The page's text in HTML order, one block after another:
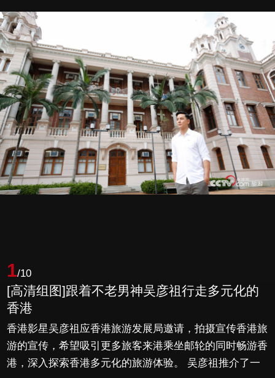
1/10
[高清组图]跟着不老男神吴彦祖行走多元化的
香港
香港影星吴彦祖应香港旅游发展局邀请，拍摄宣传香港旅
游的宣传，希望吸引更多旅客来港乘坐邮轮的同时畅游香
港，深入探索香港多元化的旅游体验。 吴彦祖推介了一